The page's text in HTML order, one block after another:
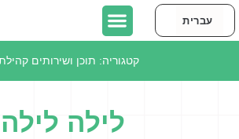
עברית
English
קטגוריה: תוכן ושירותים
לילה לילה